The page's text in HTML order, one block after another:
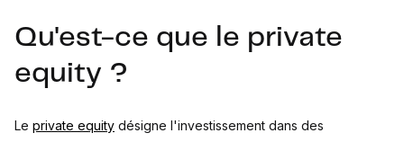
Qu'est-ce que le private
equity ?
Le private equity désigne l'investissement dans des